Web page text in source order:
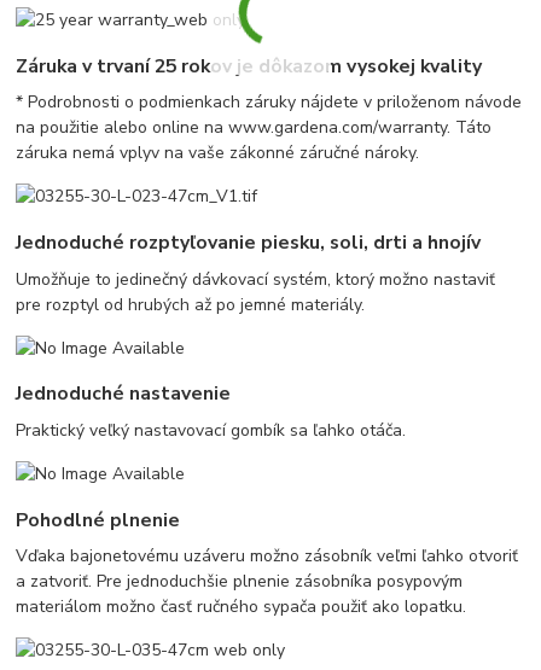
Záruka v trvaní 25 rokov je dôkazom vysokej kvality
* Podrobnosti o podmienkach záruky nájdete v priloženom návode
na použitie alebo online na www.gardena.com/warranty. Táto
záruka nemá vplyv na vaše zákonné záručné nároky.
Jednoduché rozptyľovanie piesku, soli, drti a hnojív
Umožňuje to jedinečný dávkovací systém, ktorý možno nastaviť
pre rozptyl od hrubých až po jemné materiály.
Jednoduché nastavenie
Praktický veľký nastavovací gombík sa ľahko otáča.
Pohodlné plnenie
Vďaka bajonetovému uzáveru možno zásobník veľmi ľahko otvoriť
a zatvoriť. Pre jednoduchšie plnenie zásobníka posypovým
materiálom možno časť ručného sypača použiť ako lopatku.